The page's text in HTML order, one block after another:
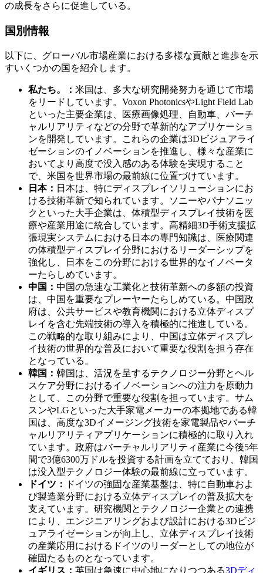
の成長をさらに促進している。
国別情報
以下に、グローバル市場産業における多様な貢献と進歩を示
すいくつかの国を紹介します。
私たち。： 米国は、多大な研究開発努力を通じて市場
をリードしています。Voxon PhotonicsやLight Field Lab
といった主要企業は、医療画像処理、自動車、バーチ
ャルリアリティなどの分野で革新的なアプリケーショ
ンを開発しています。これらの企業は3Dビジュアライ
ゼーションのイノベーションを推進し、様々な産業に
おいてより高度で没入感のある体験を実現すること
で、米国を世界市場の最前線に位置づけています。
日本： 日本は、特にディスプレイソリューションにお
ける技術革新で知られています。ソニーやパナソニッ
クといった大手企業は、体積型ディスプレイ技術を医
療や産業用途に統合しています。高精細3D手術支援拡
張現実システムにおける日本の専門知識は、医療関連
の体積型ディスプレイ分野におけるリーダーシップを
強化し、日本をこの分野における世界的なイノベータ
ーたらしめています。
中国： 中国の急速な工業化と技術革新への多額の投資
は、中国を重要なプレーヤーたらしめている。中国政
府は、公共サービスや教育機関における立体ディスプ
レイを含む先端技術の導入を積極的に推進している。
この戦略的な取り組みにより、中国は立体ディスプレ
イ技術の世界的な普及において重要な役割を担う存在
となっている。
韓国： 韓国は、活況を呈するテクノロジー分野とヘル
スケア分野におけるイノベーションへの注力を原動力
として、この分野で重要な役割を担っています。サム
スンやLGといった大手家電メーカーの本拠地である韓
国は、高度な3Dイメージング技術を家電製品やバーチ
ャルリアリティアプリケーションに積極的に取り入れ
ています。政府はバーチャルリアリティ産業に今後5年
間で3億6300万ドルを投資する計画を立てており、韓国
は没入型テクノロジー体験の最前線に立っています。
ドイツ：
ドイツの強固な産業基盤は、特に自動車およ
び製造業分野における立体ディスプレイの普及拡大を
支えています。研究機関とテクノロジー企業との連携
により、エンジニアリングおよび設計における3Dビジ
ュアライゼーションが向上し、立体ディスプレイ技術
の産業応用におけるドイツのリーダーとしての地位が
確固たるものとなっています。
イギリス： 英国は急速に中心地になりつつある3Dディ